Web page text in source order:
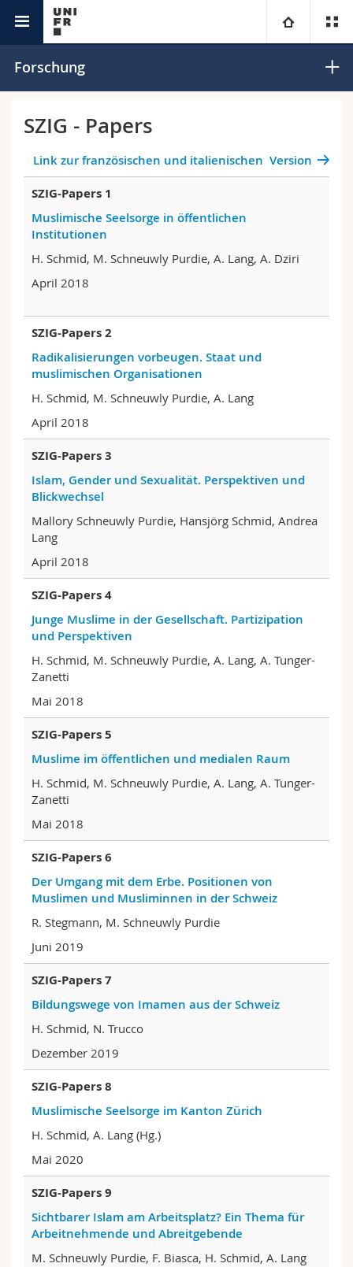
Universität
Forschung
Universität
Weiterbildung
Rechtswissenschaftliche Fak.
Wirtschafts- und Sozialwissenschaftliche Fak.
Philosophische Fak.
Fak. für Erziehungs- und Bildungswissenschaften
Math.-Nat. und Med. Fak.
Interfakultär
Studieninteressierte
Studierende
Medien
Forschende
Mitarbeitende
Doktorierende
Ressourcen
Personenverzeichnis
Ortsplan
Webmail
Vorlesungsverzeichnis
MyUnifr
Interfakultär
Schweizerisches Zentrum für Islam und
Forschung
SZIG - Papers
Link zur französischen und italienischen Version
SZIG-Papers 1
Muslimische Seelsorge in öffentlichen
Institutionen
H. Schmid, M. Schneuwly Purdie, A. Lang, A. Dziri
April 2018
SZIG-Papers 2
Radikalisierungen vorbeugen. Staat und
muslimischen Organisationen
H. Schmid, M. Schneuwly Purdie, A. Lang
April 2018
SZIG-Papers 3
Islam, Gender und Sexualität. Perspektiven und
Blickwechsel
Mallory Schneuwly Purdie, Hansjörg Schmid, Andrea
Lang
April 2018
SZIG-Papers 4
Junge Muslime in der Gesellschaft. Partizipation
und Perspektiven
H. Schmid, M. Schneuwly Purdie, A. Lang, A. Tunger-
Zanetti
Mai 2018
SZIG-Papers 5
Muslime im öffentlichen und medialen Raum
H. Schmid, M. Schneuwly Purdie, A. Lang, A. Tunger-
Zanetti
Mai 2018
SZIG-Papers 6
Der Umgang mit dem Erbe. Positionen von
Muslimen und Musliminnen in der Schweiz
R. Stegmann, M. Schneuwly Purdie
Juni 2019
SZIG-Papers 7
Bildungswege von Imamen aus der Schweiz
H. Schmid, N. Trucco
Dezember 2019
SZIG-Papers 8
Muslimische Seelsorge im Kanton Zürich
H. Schmid, A. Lang (Hg.)
Mai 2020
SZIG-Papers 9
Sichtbarer Islam am Arbeitsplatz? Ein Thema für
Arbeitnehmende und Abreitgebende
M. Schneuwly Purdie, F. Biasca, H. Schmid, A. Lang